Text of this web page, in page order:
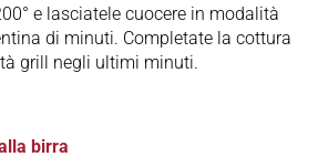
e lasciatele cuocere in modalità
di minuti. Completate la cottura
grill negli ultimi minuti.
birra